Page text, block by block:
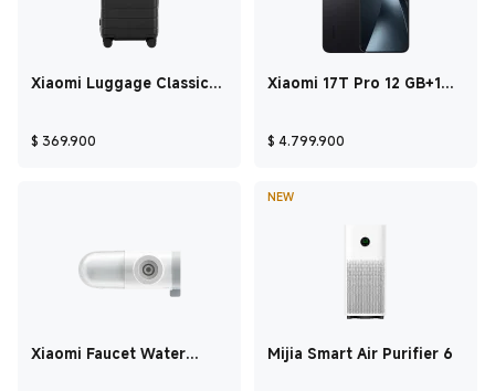
Xiaomi Luggage Classic
$ 369.900 Current Price $ 369.900
Xiaomi 17T Pro 12 GB+1
$ 4.799.900
Xiaomi Faucet Water
NEW
Mijia Smart Air Purifier 6